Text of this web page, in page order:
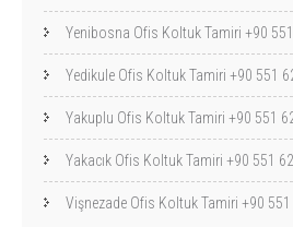
Yenibosna Ofis Koltuk Tamiri +90
Yedikule Ofis Koltuk Tamiri +90 551
Yakuplu Ofis Koltuk Tamiri +90 551
Yakacık Ofis Koltuk Tamiri +90 551
Vişnezade Ofis Koltuk Tamiri +90